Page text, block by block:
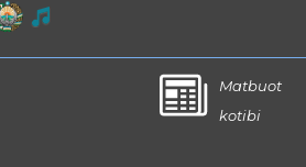
Matbuot
kotibi